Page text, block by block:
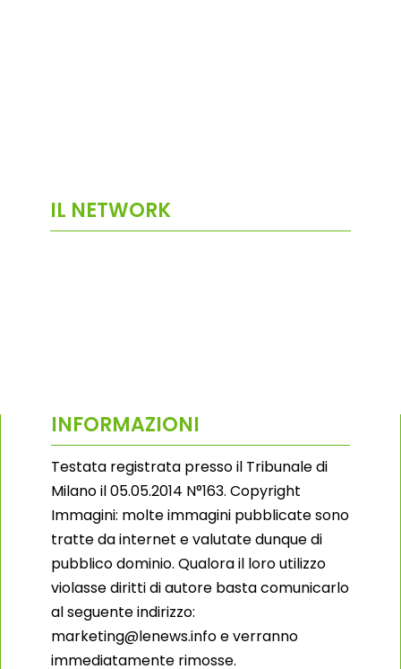
IL NETWORK
INFORMAZIONI
Testata registrata presso il Tribunale di
Milano il 05.05.2014 N°163. Copyright
Immagini: molte immagini pubblicate sono
tratte da internet e valutate dunque di
pubblico dominio. Qualora il loro utilizzo
violasse diritti di autore basta comunicarlo
al seguente indirizzo:
marketing@lenews.info e verranno
immediatamente rimosse.